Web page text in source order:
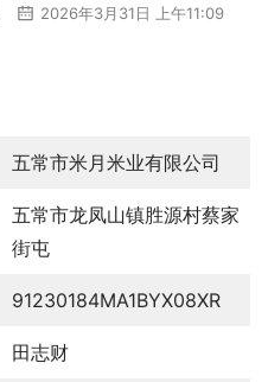
2026年3月31日 上午11:09
五常市米月米业有限公司
五常市龙凤山镇胜源村蔡家
街屯
91230184MA1BYX08XR
田志财